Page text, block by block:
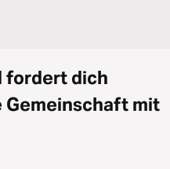
fordert dich
Gemeinschaft mit